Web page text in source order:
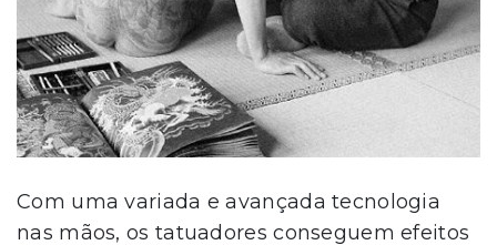
Com uma variada e avançada tecnologia
nas mãos, os tatuadores conseguem efeitos